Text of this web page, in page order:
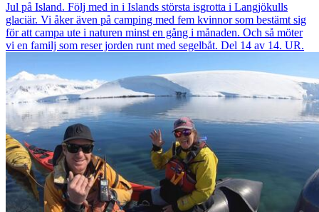
Jul på Island. Följ med in i Islands största isgrotta i Langjökulls
glaciär. Vi åker även på camping med fem kvinnor som bestämt sig
för att campa ute i naturen minst en gång i månaden. Och så möter
vi en familj som reser jorden runt med segelbåt. Del 14 av 14. UR.